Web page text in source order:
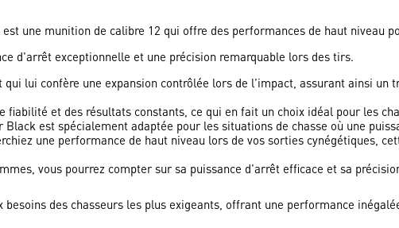
une munition de calibre 12 qui offre des performances de haut niveau
d'arrêt exceptionnelle et une précision remarquable lors des tirs.
lui confère une expansion contrôlée lors de l'impact, assurant ainsi un
fiabilité et des résultats constants, ce qui en fait un choix idéal pour les
est spécialement adaptée pour les situations de chasse où une
une performance de haut niveau lors de vos sorties cynégétiques,
vous pourrez compter sur sa puissance d'arrêt efficace et sa
des chasseurs les plus exigeants, offrant une performance